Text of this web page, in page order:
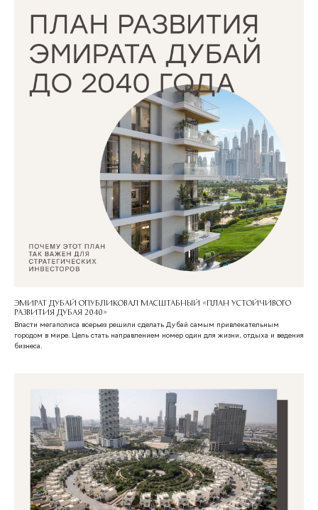
Эмират Дубай опубликовал масштабный «План устойчивого
развития Дубая 2040»
Власти мегаполиса всерьез решили сделать Дубай самым привлекательным
городом в мире. Цель стать направлением номер один для жизни, отдыха и ведения
бизнеса.